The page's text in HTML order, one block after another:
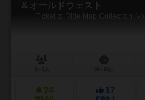
＆オールドウェスト
Ticket to Ride Map Collection:
24
興味あり
17
経験あり